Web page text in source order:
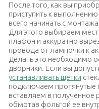
После того, как вы
приступить к
всего начинать с
Для этого выбираем
плафон и аккуратно
провода от лампочки к
Делать это необходимо
дворники. Если вы
устанавливать щетки
подключаем
вставляем в полученное
обмотав фольгой ее